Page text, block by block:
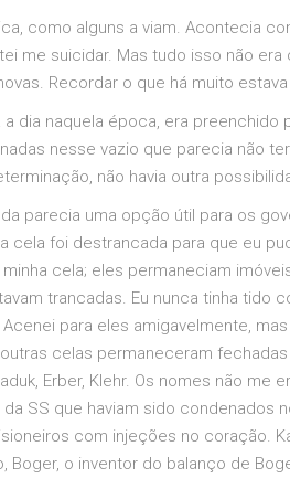
como alguns a viam. Acontecia
me suicidar. Mas tudo isso não
Recordar o que há muito
a dia naquela época, era
nesse vazio que parecia não
não havia outra
parecia uma opção útil para os
cela foi destrancada para que eu
cela; eles permaneciam
trancadas. Eu nunca tinha
para eles amigavelmente,
celas permaneceram
Erber, Klehr. Os nomes não
SS que haviam sido condenados
com injeções no coração.
Boger, o inventor do balanço de